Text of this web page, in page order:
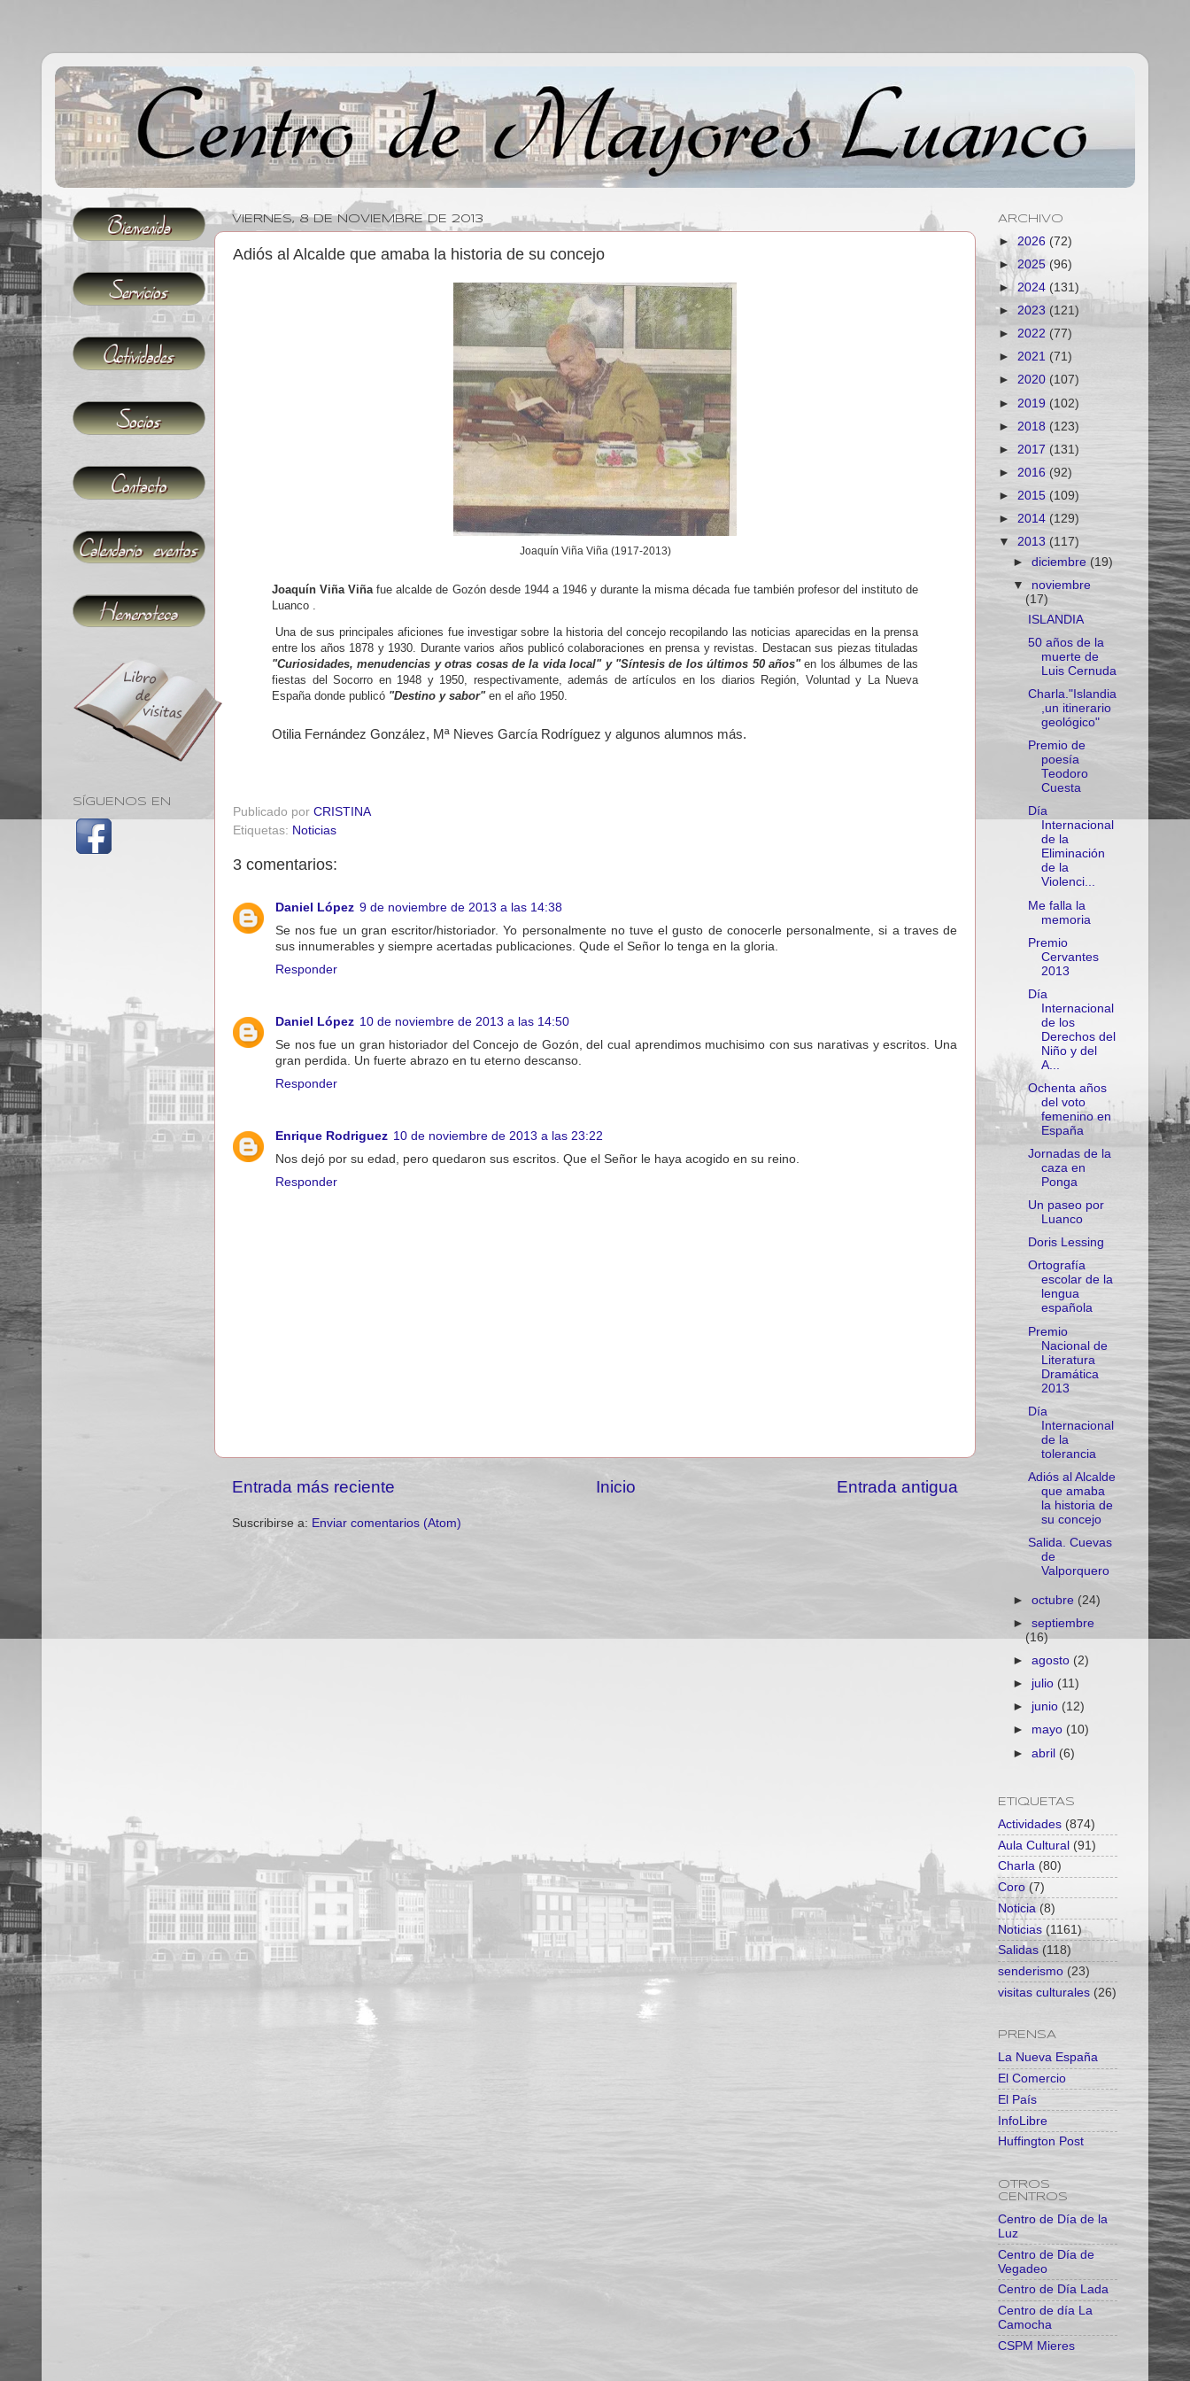
VIERNES, 8 DE NOVIEMBRE DE 2013
Adiós al Alcalde que amaba la historia de su concejo
Joaquín Viña Viña (1917-2013)
Joaquín Viña Viñafue alcalde de Gozón desde 1944 a 1946 y durante la misma década fue también profesor del instituto de
Luanco .
Una de sus principales aficiones fue investigar sobre la historia del concejo recopilando las noticias aparecidas en la prensa
entre los años 1878 y 1930. Durante varios años publicó colaboraciones en prensa y revistas. Destacan sus piezas tituladas
"Curiosidades, menudencias y otras cosas de la vida local" y "Síntesis de los últimos 50 años"en los álbumes de las
fiestas del Socorro en 1948 y 1950, respectivamente, además de artículos en los diarios Región, Voluntad y La Nueva
España donde publicó "Destino y sabor" en el año 1950.
Otilia Fernández González, Mª Nieves García Rodríguez y algunos alumnos más.
Publicado por CRISTINA
Etiquetas: Noticias
3 comentarios:
Daniel López 9 de noviembre de 2013 a las 14:38
Se nos fue un gran escritor/historiador. Yo personalmente no tuve el gusto de conocerle personalmente, si a traves de
sus innumerables y siempre acertadas publicaciones. Qude el Señor lo tenga en la gloria.
Responder
Daniel López 10 de noviembre de 2013 a las 14:50
Se nos fue un gran historiador del Concejo de Gozón, del cual aprendimos muchisimo con sus narativas y escritos. Una
gran perdida. Un fuerte abrazo en tu eterno descanso.
Responder
Enrique Rodriguez 10 de noviembre de 2013 a las 23:22
Nos dejó por su edad, pero quedaron sus escritos. Que el Señor le haya acogido en su reino.
Responder
Entrada más reciente Entrada antigua
Inicio
Suscribirse a: Enviar comentarios (Atom)
SÍGUENOS EN
ARCHIVO
► 2026 (72)
► 2025 (96)
► 2024 (131)
► 2023 (121)
► 2022 (77)
► 2021 (71)
► 2020 (107)
► 2019 (102)
► 2018 (123)
► 2017 (131)
► 2016 (92)
► 2015 (109)
► 2014 (129)
▼ 2013 (117)
►diciembre (19)
▼ noviembre
(17)
ISLANDIA
50 años de la
muerte de
Luis Cernuda
Charla."Islandia
,un itinerario
geológico"
Premio de
poesía
Teodoro
Cuesta
Día
Internacional
de la
Eliminación
de la
Violenci...
Me falla la
memoria
Premio
Cervantes
2013
Día
Internacional
de los
Derechos del
Niño y del
A...
Ochenta años
del voto
femenino en
España
Jornadas de la
caza en
Ponga
Un paseo por
Luanco
Doris Lessing
Ortografía
escolar de la
lengua
española
Premio
Nacional de
Literatura
Dramática
2013
Día
Internacional
de la
tolerancia
Adiós al Alcalde
que amaba
la historia de
su concejo
Salida. Cuevas
de
Valporquero
►octubre (24)
►septiembre
(16)
►agosto (2)
► julio (11)
► junio (12)
► mayo (10)
►abril (6)
ETIQUETAS
Actividades (874)
Aula Cultural (91)
Charla (80)
Coro (7)
Noticia (8)
Noticias (1161)
Salidas (118)
senderismo (23)
visitas culturales (26)
PRENSA
La Nueva España
El Comercio
El País
InfoLibre
Huffington Post
OTROS
CENTROS
Centro de Día de la
Luz
Centro de Día de
Vegadeo
Centro de Día Lada
Centro de día La
Camocha
CSPM Mieres